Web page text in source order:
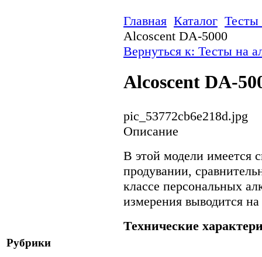
Рубрики
Главная Каталог Тесты
Alcoscent DA-5000
Вернуться к: Тесты на
Alcoscent DA-
pic_53772cb6e218d.jpg
Описание
В этой модели имеется
продувании,
классе персональных
измерения выводится
Технические